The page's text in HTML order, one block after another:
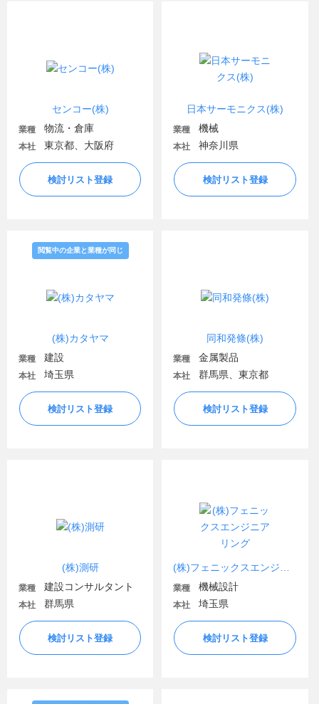
センコー(株)
業種 物流・倉庫
本社 東京都、大阪府
検討リスト登録
日本サーモニクス(株)
業種 機械
本社 神奈川県
検討リスト登録
(株)カタヤマ
閲覧中の企業と業種が同じ
業種 建設
本社 埼玉県
検討リスト登録
同和発條(株)
業種 金属製品
本社 群馬県、東京都
検討リスト登録
(株)測研
業種 建設コンサルタント
本社 群馬県
検討リスト登録
業種 機械設計
本社 埼玉県
検討リスト登録